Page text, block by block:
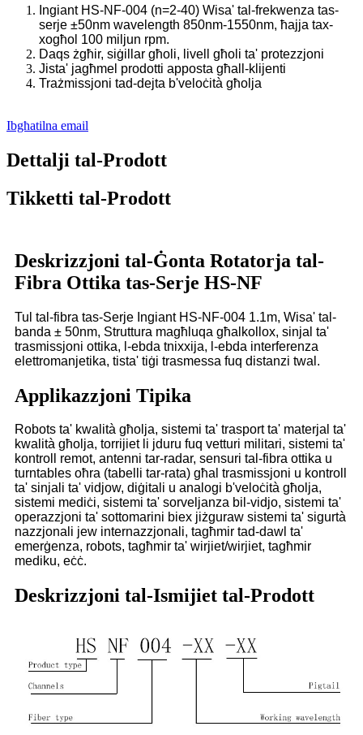
Ingiant HS-NF-004 (n=2-40) Wisa' tal-frekwenza tas-
serje ±50nm wavelength 850nm-1550nm, ħajja tax-
xogħol 100 miljun rpm.
Daqs żgħir, siġillar għoli, livell għoli ta' protezzjoni
Jista' jagħmel prodotti apposta għall-klijenti
Trażmissjoni tad-dejta b'veloċità għolja
Ibgħatilna email
Dettalji tal-Prodott
Tikketti tal-Prodott
Deskrizzjoni tal-Ġonta Rotatorja tal-
Fibra Ottika tas-Serje HS-NF
Tul tal-fibra tas-Serje Ingiant HS-NF-004 1.1m, Wisa' tal-
banda ± 50nm, Struttura magħluqa għalkollox, sinjal ta'
trasmissjoni ottika, l-ebda tnixxija, l-ebda interferenza
elettromanjetika, tista' tiġi trasmessa fuq distanzi twal.
Applikazzjoni Tipika
Robots ta' kwalità għolja, sistemi ta' trasport ta' materjal ta'
kwalità għolja, torrijiet li jduru fuq vetturi militari, sistemi ta'
kontroll remot, antenni tar-radar, sensuri tal-fibra ottika u
turntables oħra (tabelli tar-rata) għal trasmissjoni u kontroll
ta' sinjali ta' vidjow, diġitali u analogi b'veloċità għolja,
sistemi mediċi, sistemi ta' sorveljanza bil-vidjo, sistemi ta'
operazzjoni ta' sottomarini biex jiżguraw sistemi ta' sigurtà
nazzjonali jew internazzjonali, tagħmir tad-dawl ta'
emerġenza, robots, tagħmir ta' wirjiet/wirjiet, tagħmir
mediku, eċċ.
Deskrizzjoni tal-Ismijiet tal-Prodott